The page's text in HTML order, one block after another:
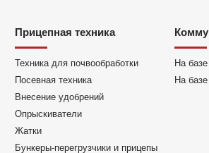
Прицепная техника
Техника для почвообработки
Посевная техника
Внесение удобрений
Опрыскиватели
Жатки
Бункеры-перегрузчики и прицепы
На
На